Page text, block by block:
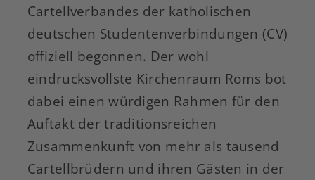
Cartellverbandes der katholischen
deutschen Studentenverbindungen (CV)
offiziell begonnen. Der wohl
eindrucksvollste Kirchenraum Roms bot
dabei einen würdigen Rahmen für den
Auftakt der traditionsreichen
Zusammenkunft von mehr als tausend
Cartellbrüdern und ihren Gästen in der